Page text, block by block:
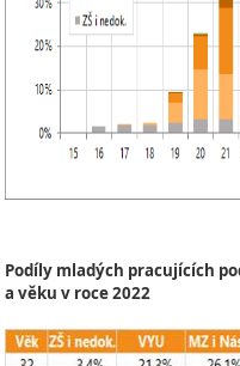
Podíly mladých pracujících
a věku v roce 2022